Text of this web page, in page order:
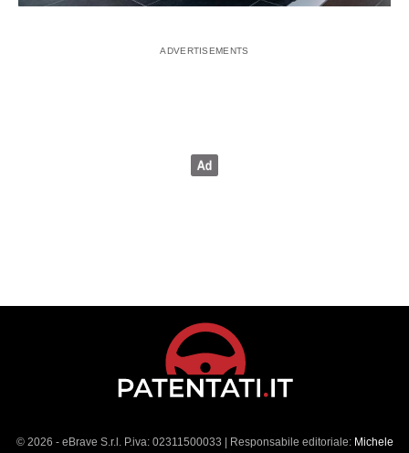
© 2026 - eBrave S.r.l. P.iva: 02311500033 | Responsabile editoriale: Michele